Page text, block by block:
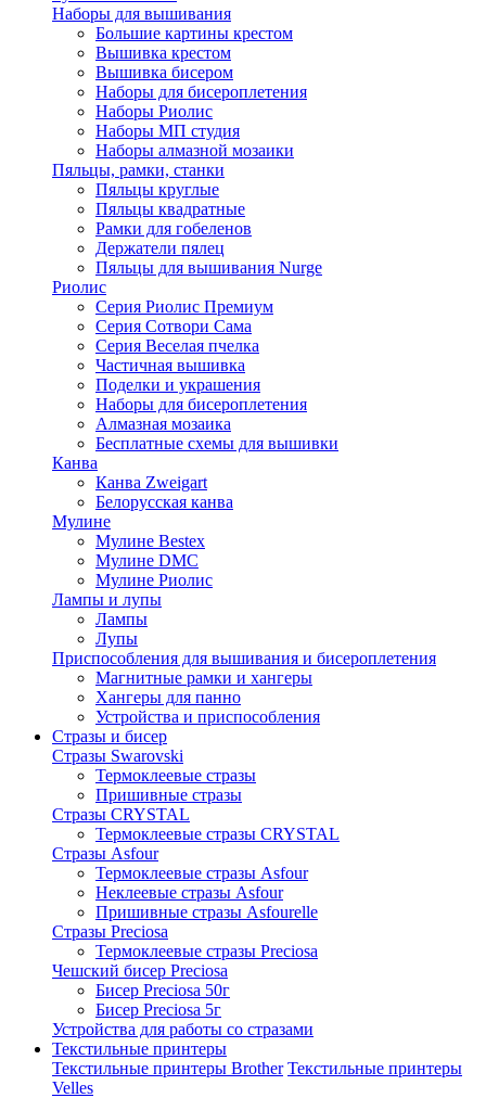
Наборы для вышивания
Большие картины крестом
Вышивка крестом
Вышивка бисером
Наборы для бисероплетения
Наборы Риолис
Наборы МП студия
Наборы алмазной мозаики
Пяльцы, рамки, станки
Пяльцы круглые
Пяльцы квадратные
Рамки для гобеленов
Держатели пялец
Пяльцы для вышивания Nurge
Риолис
Серия Риолис Премиум
Серия Сотвори Сама
Серия Веселая пчелка
Частичная вышивка
Поделки и украшения
Наборы для бисероплетения
Алмазная мозаика
Бесплатные схемы для вышивки
Канва
Канва Zweigart
Белорусская канва
Мулине
Мулине Bestex
Мулине DMC
Мулине Риолис
Лампы и лупы
Лампы
Лупы
Приспособления для вышивания и бисероплетения
Магнитные рамки и хангеры
Хангеры для панно
Устройства и приспособления
Стразы и бисер
Стразы Swarovski
Термоклеевые стразы
Пришивные стразы
Стразы CRYSTAL
Термоклеевые стразы CRYSTAL
Стразы Asfour
Термоклеевые стразы Asfour
Неклеевые стразы Asfour
Пришивные стразы Asfourelle
Стразы Preciosa
Термоклеевые стразы Preciosa
Чешский бисер Preciosa
Бисер Preciosa 50г
Бисер Preciosa 5г
Устройства для работы со стразами
Текстильные принтеры
Текстильные принтеры Brother Текстильные принтеры
Velles